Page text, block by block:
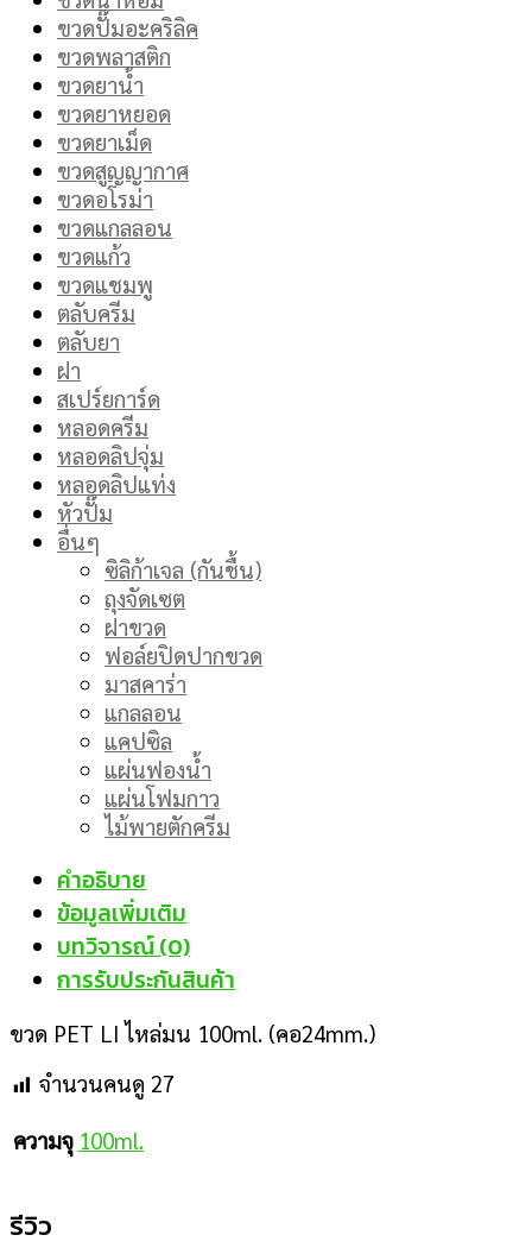
ขวดปั๊มอะคริลิค
ขวดพลาสติก
ขวดยาน้ำ
ขวดยาหยอด
ขวดยาเม็ด
ขวดสูญญากาศ
ขวดอโรม่า
ขวดแกลลอน
ขวดแก้ว
ขวดแชมพู
ตลับครีม
ตลับยา
ฝา
สเปร์ยการ์ด
หลอดครีม
หลอดลิปจุ่ม
หลอดลิปแท่ง
หัวปั๊ม
อื่นๆ
ซิลิก้าเจล (กันชื้น)
ถุงจัดเซต
ฝาขวด
ฟอล์ยปิดปากขวด
มาสคาร่า
แกลลอน
แคปซิล
แผ่นฟองน้ำ
แผ่นโฟมกาว
ไม้พายตักครีม
คำอธิบาย
ข้อมูลเพิ่มเติม
บทวิจารณ์ (0)
การรับประกันสินค้า
ขวด PET LI ไหล่มน 100ml. (คอ24mm.)
จำนวนคนดู 27
ความจุ 100ml.
รีวิว